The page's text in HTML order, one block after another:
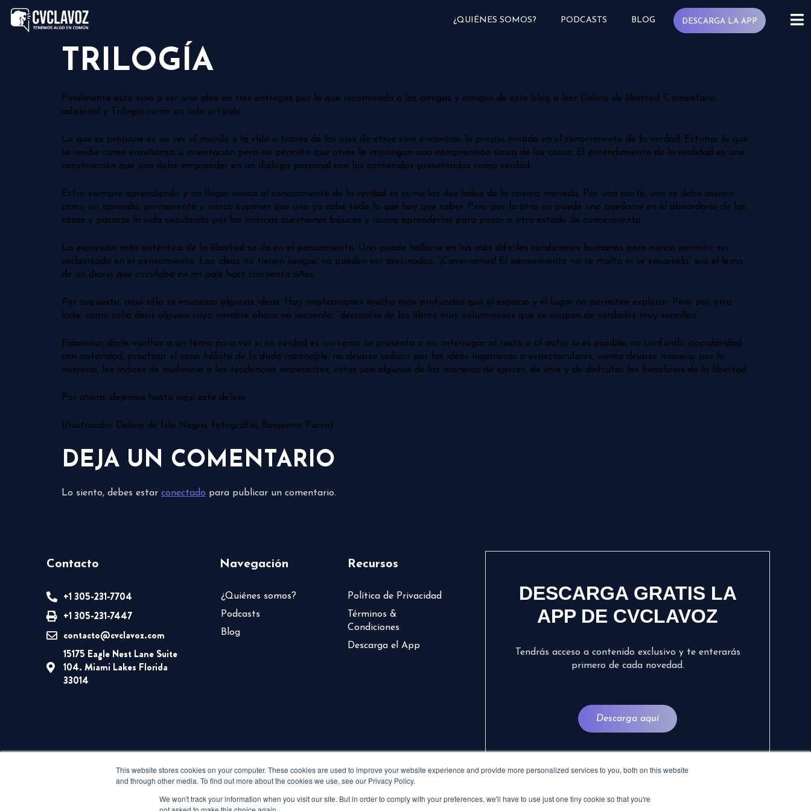
This website stores cookies on your computer. These cookies are used to improve your website experience and provide more personalized services to you, both on this website
and through other media. To find out more about the cookies we use, see our Privacy Policy.
We won't track your information when you visit our site. But in order to comply with your preferences, we'll have to use just one tiny cookie so that you're
¿QUIÉNES SOMOS? PODCASTS BLOG DESCARGA LA APP
TRILOGÍA
Finalmente esto vino a ser una idea en tres entregas por lo que recomiendo a las amigas y amigos de este blog a leer Delirio de libertad, Comentario
adicional y Trilogía como un solo artículo.
Lo que se propone es no ver el mundo y la vida a través de los ojos de otros sino encontrar la propia mirada en el conocimiento de la verdad. Estimar lo que
se recibe como enseñanza u orientación pero no permitir que otros le impongan una comprensión única de las cosas. El entendimiento de la realidad es una
construcción que uno debe emprender en un diálogo personal con los contenidos presentados como verdad.
Estar siempre aprendiendo y no llegar nunca al conocimiento de la verdad es como los dos lados de la misma moneda. Por una parte, uno se debe asumir
como un aprendiz permanente y nunca suponer que uno ya sabe todo lo que hay que saber. Pero por la otra no puede uno quedarse en el abecedario de las
cosas y pasarse la vida circulando por las mismas cuestiones básicas y nunca aprenderlas para pasar a otro estado de conocimiento.
La expresión más auténtica de la libertad se da en el pensamiento. Uno puede hallarse en las más difíciles condiciones humanas pero nunca permitir ser
esclavizado en el pensamiento. Las ideas no tienen sangre, no pueden ser asesinadas. “¡Cavernarios! El pensamiento no se multa ni se encarcela” era el lema
de un diario que circulaba en mi país hace cincuenta años.
Por supuesto, aquí sólo se enuncian algunas ideas. Hay implicaciones mucho más profundas que el espacio y el lugar no permiten explorar. Pero por otro
lado, como solía decir alguien cuyo nombre ahora no recuerdo, “desconfía de los libros muy voluminosos que se ocupan de verdades muy sencillas”.
Examinar, darle vueltas a un tema para ver si en verdad es así como se presenta o no, interrogar al texto o al autor si es posible, no confundir popularidad
con autoridad, practicar el sano hábito de la duda razonable, no dejarse seducir por las ideas ingeniosas o espectaculares, nunca dejarse manejar por la
mayoría, los índices de audiencia o las tendencias imperantes; éstas son algunas de las maneras de ejercer, de vivir y de disfrutar los beneficios de la libertad.
Por ahora, dejemos hasta aquí este delirio.
(Ilustración: Delirio de Isla Negra, fotografía, Benjamín Parra)
DEJA UN COMENTARIO
Lo siento, debes estar conectado para publicar un comentario.
Contacto
+1 305-231-7704
+1 305-231-7447
contacto@cvclavoz.com
15175 Eagle Nest Lane Suite
104. Miami Lakes Florida
33014
Navegación
¿Quiénes somos?
Podcasts
Blog
Recursos
Política de Privacidad
Términos &
Condiciones
Descarga el App
DESCARGA GRATIS LA
APP DE CVCLAVOZ
Tendrás acceso a contenido exclusivo y te enterarás
primero de cada novedad.
Descarga aquí